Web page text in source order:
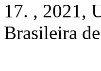
17. , 2021,
Brasileira